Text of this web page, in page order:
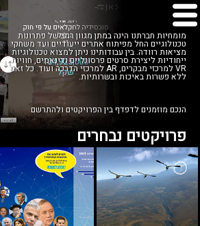
מומחיות חברתנו הינה במתן מגוון רחב של פתרונות
טכנולוגיים החל מפיתוח אתרים ייעודיים ועד משחקי
מציאות רוודה. בין עבודותינו ניתן למצוא טכנולוגיות
ייחודיות ליצירת סרטים פרסונליים ודינאמים, חוויות
VR למרכזי מבקרים, AR למרכזי הדרכה ועוד. כל זאת
ללא פשרות באיכות ובשרותיות.
הנכם מוזמנים לדפדף בין הפרויקטים ולהתרשם
פרויקטים נבחרים